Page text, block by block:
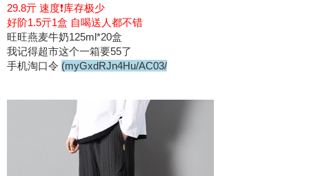
29.8亓 速度❗库存极少
好阶1.5亓1盒 自喝送人都不错
旺旺燕麦牛奶125ml*20盒
我记得超市这个一箱要55了
手机淘口令 (myGxdRJn4Hu/AC03/